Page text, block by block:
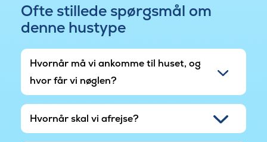
Ofte stillede spørgsmål om
denne hustype
Hvornår må vi ankomme til huset, og
hvor får vi nøglen?
Hvornår skal vi afrejse?